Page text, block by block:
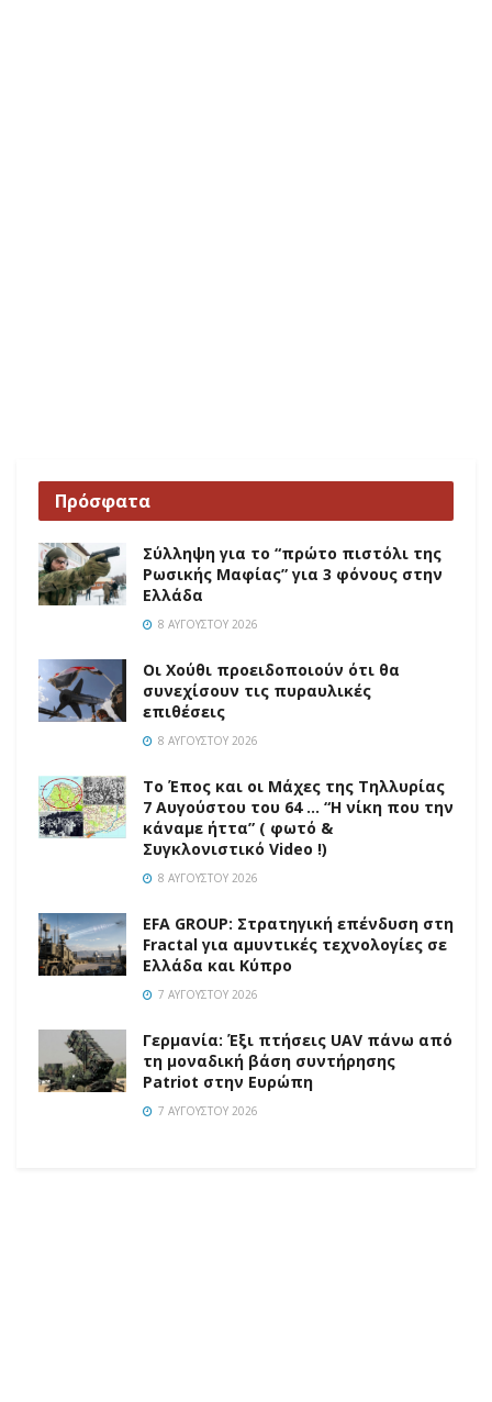
Πρόσφατα
Σύλληψη για το “πρώτο πιστόλι της
Ρωσικής Μαφίας” για 3 φόνους στην
Ελλάδα
8 ΑΥΓΟΎΣΤΟΥ 2026
Οι Χούθι προειδοποιούν ότι θα
συνεχίσουν τις πυραυλικές
επιθέσεις
8 ΑΥΓΟΎΣΤΟΥ 2026
Το Έπος και οι Μάχες της Τηλλυρίας
7 Αυγούστου του 64 … “Η νίκη που την
κάναμε ήττα” ( φωτό &
Συγκλονιστικό Video !)
8 ΑΥΓΟΎΣΤΟΥ 2026
EFA GROUP: Στρατηγική επένδυση στη
Fractal για αμυντικές τεχνολογίες σε
Ελλάδα και Κύπρο
7 ΑΥΓΟΎΣΤΟΥ 2026
Γερμανία: Έξι πτήσεις UAV πάνω από
τη μοναδική βάση συντήρησης
Patriot στην Ευρώπη
7 ΑΥΓΟΎΣΤΟΥ 2026